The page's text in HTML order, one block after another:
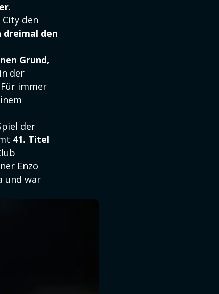
.
den
dreimal den
Grund,
der
immer
der
41. Titel
Enzo
und war